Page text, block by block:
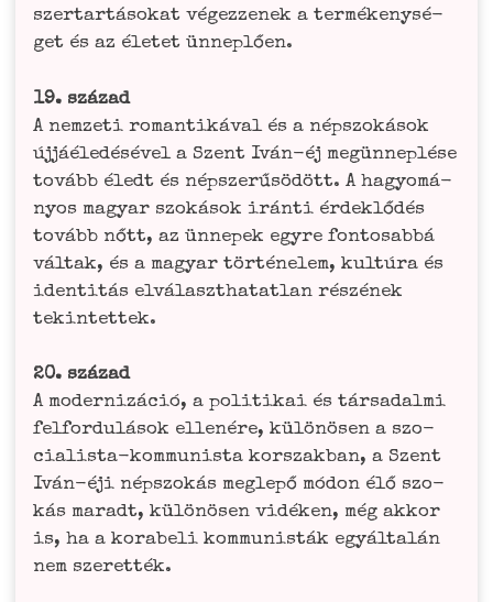
szert­ar­tá­so­kat végez­ze­nek a ter­mé­ke­ny­sé­
get és az éle­tet ünneplően.
19. század
A nem­ze­ti roman­ti­ká­val és a néps­zo­ká­sok
újjá­é­le­dé­sé­vel a Szent Iván-éj megün­ne­plé­se
tovább éledt és népszerűs­ödött. A hagyomá­
n­y­os magyar szo­ká­sok irán­ti érde­klő­dés
tovább nőtt, az ünnepek egy­re fon­tosab­bá
vál­tak, és a magyar tör­tén­e­lem, kul­túra és
iden­ti­tás elvá­lasz­t­hat­at­lan rés­zé­nek
tekintettek.
20. század
A moder­ni­zá­ció, a poli­ti­k­ai és társ­adal­mi
fel­for­dulá­sok elle­né­re, különö­sen a szo­
cia­lis­ta-kom­mu­nis­ta kors­zak­ban, a Szent
Iván-éji néps­zo­kás meglepő módon élő szo­
kás maradt, különö­sen vidé­ken, még akkor
is, ha a kora­beli kom­mu­nis­ták egyál­talán
nem szerették.